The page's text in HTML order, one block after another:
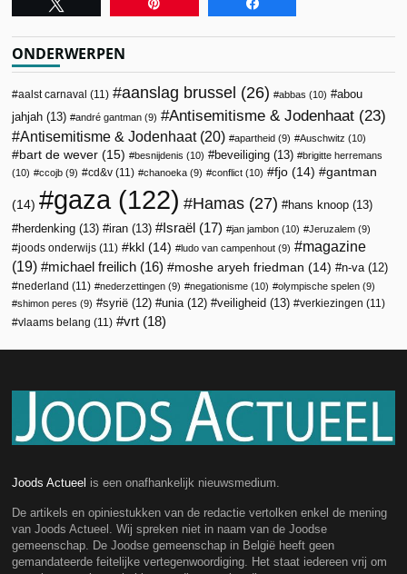
ONDERWERPEN
aalst carnaval (11) aanslag brussel (26) abbas (10)
abou
jahjah (13) andré gantman (9) Antisemitisme & Jodenhaat (23)
Antisemitisme & Jodenhaat(20) apartheid (9) Auschwitz (10)
bart de wever (15) besnijdenis (10) beveiliging (13)
brigitte herremans
(10)
ccojb (9) cd&v (11) chanoeka (9) conflict (10) fjo (14) gantman
(14) gaza (122) Hamas (27) hans knoop (13)
herdenking (13) iran (13) Israël (17) jan jambon (10) Jeruzalem (9)
joods onderwijs (11) kkl (14) ludo van campenhout (9)
magazine
(19)
michael freilich (16) moshe aryeh friedman (14) n-va (12)
nederland (11) nederzettingen (9) negationisme (10) olympische spelen (9)
shimon peres (9) syrië (12) unia (12) veiligheid (13) verkiezingen (11)
vlaams belang (11) vrt (18)
Joods Actueel is een onafhankelijk nieuwsmedium.
De artikels en opiniestukken van de redactie vertolken enkel de mening
van Joods Actueel. Wij spreken niet in naam van de Joodse
gemeenschap. De Joodse gemeenschap in België heeft geen
gemandateerde feitelijke vertegenwoordiging. Het staat iedereen vrij om